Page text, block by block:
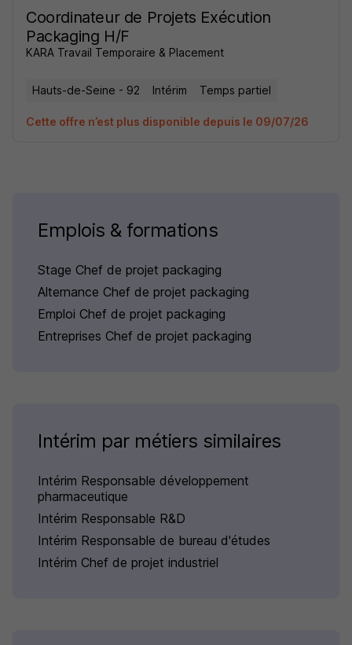
Coordinateur de Projets Exécution
Packaging H/F
KARA Travail Temporaire & Placement
Hauts-de-Seine - 92 Intérim Temps partiel
Cette offre n’est plus disponible depuis le 09/07/26
Emplois & formations
Stage Chef de projet packaging
Alternance Chef de projet packaging
Emploi Chef de projet packaging
Entreprises Chef de projet packaging
Intérim par métiers similaires
Intérim Responsable développement
pharmaceutique
Intérim Responsable R&D
Intérim Responsable de bureau d'études
Intérim Chef de projet industriel